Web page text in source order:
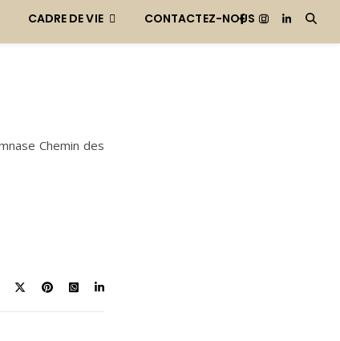
CADRE DE VIE CONTACTEZ-NOUS
Chemin des